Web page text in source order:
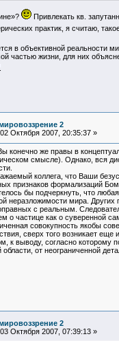
Привлекать кв.
практик, я считаю,
в объективной реальности
частью жизни, для них
2
02 Октября 2007, 20:35:37 »
конечно же правы в
смысле). Однако, вся
коллега, что Ваши
признаков формализаций
бы подчеркнуть, что
неразложимости мира. Других
с реальным.
о частице как о суверенной
совокупность якобы
сверх того возникает еще
к выводу, согласно которому
области, от неограниченной
2
03 Октября 2007, 07:39:13 »